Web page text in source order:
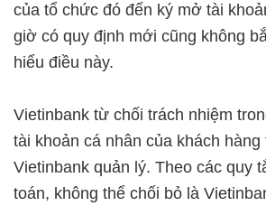
của tổ chức đó đến ký mở tài
giờ có quy định mới cũng không
hiểu điều này.
Vietinbank từ chối trách nhiệm
tài khoản cá nhân của khách
Vietinbank quản lý. Theo các quy
toán, không thể chối bỏ là